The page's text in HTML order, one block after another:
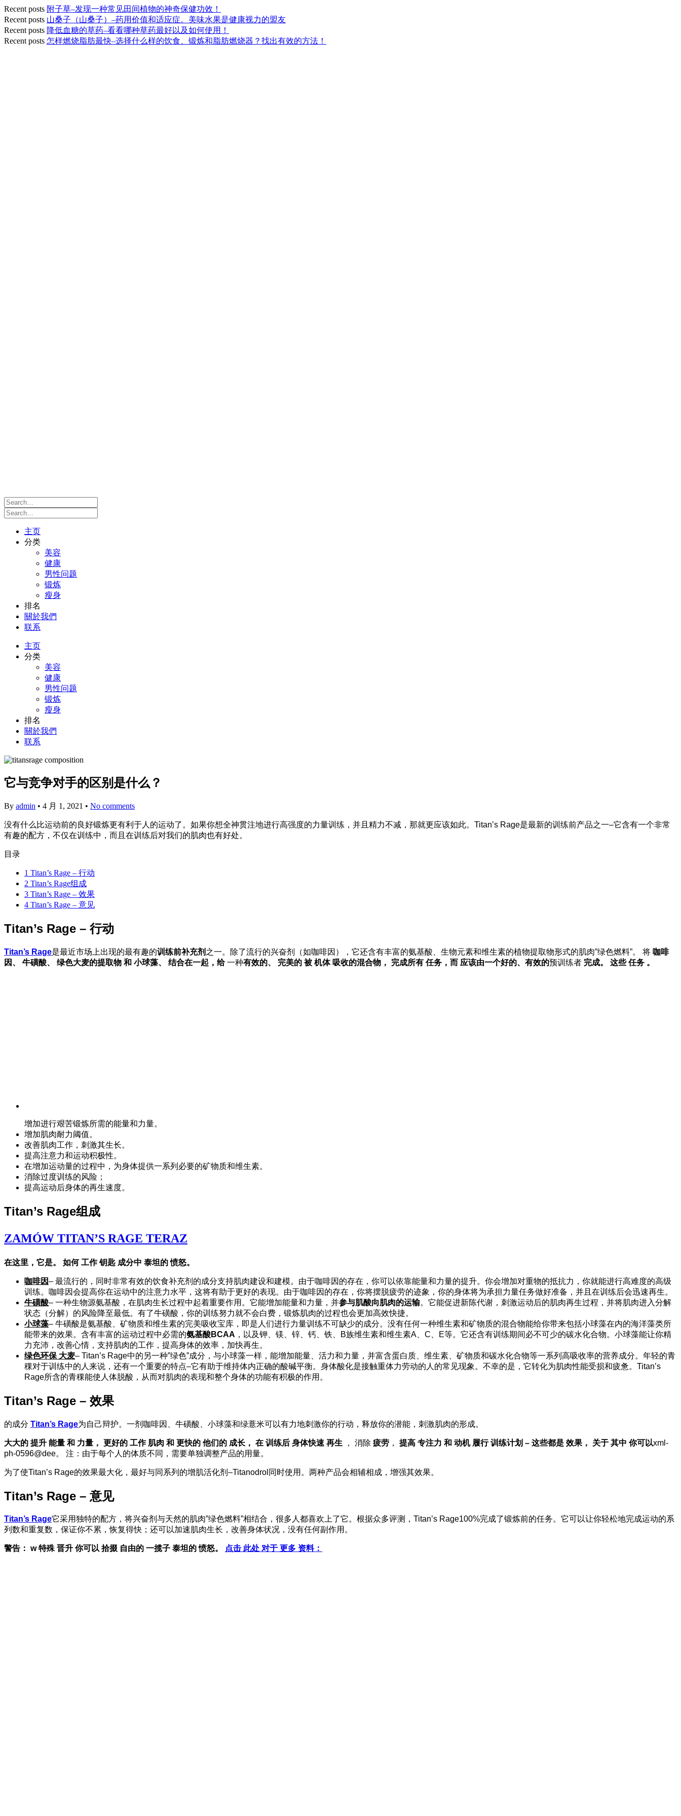
Recent posts 附子草–发现一种常见田间植物的神奇保健功效！
Recent posts 山桑子（山桑子）–药用价值和适应症。美味水果是健康视力的盟友
Recent posts 降低血糖的草药–看看哪种草药最好以及如何使用！
Recent posts 怎样燃烧脂肪最快–选择什么样的饮食、锻炼和脂肪燃烧器？找出有效的方法！
主页
分类
美容
健康
男性问题
锻炼
瘦身
排名
關於我們
联系
主页
分类
美容
健康
男性问题
锻炼
瘦身
排名
關於我們
联系
它与竞争对手的区别是什么？
By admin • 4 月 1, 2021 • No comments
没有什么比运动前的良好锻炼更有利于人的运动了。如果你想全神贯注地进行高强度的力量训练，并且精力不减，那就更应该如此。Titan’s Rage是最新的训练前产品之一–它含有一个非常
有趣的配方，不仅在训练中，而且在训练后对我们的肌肉也有好处。
目录
1 Titan’s Rage – 行动
2 Titan’s Rage组成
3 Titan’s Rage – 效果
4 Titan’s Rage – 意见
Titan’s Rage – 行动
Titan’s Rage是最近市场上出现的最有趣的训练前补充剂 之一。除了流行的兴奋剂（如咖啡因），它还含有丰富的氨基酸、生物元素和维生素的植物提取物形式的肌肉”绿色燃料”。 将 咖啡
因、
牛磺酸、 绿色大麦的提取物 和 小球藻、 结合在一起 ，给 一种有效的、 完美的 被 机体 吸收的混合物 ， 完成所有 任务 ，而 应该由一个好的、有效的预训练者 完成。 这些 任务 。
增加进行艰苦锻炼所需的能量和力量。
增加肌肉耐力阈值。
改善肌肉工作，刺激其生长。
提高注意力和运动积极性。
在增加运动量的过程中，为身体提供一系列必要的矿物质和维生素。
消除过度训练的风险；
提高运动后身体的再生速度。
Titan’s Rage组成
ZAMÓW TITAN’S RAGE TERAZ
在这里，它是。 如何 工作 钥匙 成分中 泰坦的 愤怒。
咖啡因– 最流行的，同时非常有效的饮食补充剂的成分支持肌肉建设和建模。由于咖啡因的存在，你可以依靠能量和力量的提升。你会增加对重物的抵抗力，你就能进行高难度的高级
训练。咖啡因会提高你在运动中的注意力水平，这将有助于更好的表现。由于咖啡因的存在，你将摆脱疲劳的迹象，你的身体将为承担力量任务做好准备，并且在训练后会迅速再生。
牛磺酸– 一种生物源氨基酸，在肌肉生长过程中起着重要作用。它能增加能量和力量，并参与肌酸向肌肉的运输。它能促进新陈代谢，刺激运动后的肌肉再生过程，并将肌肉进入分解
状态（分解）的风险降至最低。有了牛磺酸，你的训练努力就不会白费，锻炼肌肉的过程也会更加高效快捷。
小球藻– 牛磺酸是氨基酸、矿物质和维生素的完美吸收宝库，即是人们进行力量训练不可缺少的成分。没有任何一种维生素和矿物质的混合物能给你带来包括小球藻在内的海洋藻类所
能带来的效果。含有丰富的运动过程中必需的氨基酸BCAA ，以及钾、镁、锌、钙、铁、B族维生素和维生素A、C、E等。它还含有训练期间必不可少的碳水化合物。小球藻能让你精
力充沛，改善心情，支持肌肉的工作，提高身体的效率，加快再生。
绿色环保 大麦– Titan’s Rage中的另一种”绿色”成分，与小球藻一样，能增加能量、活力和力量，并富含蛋白质、维生素、矿物质和碳水化合物等一系列高吸收率的营养成分。年轻的青
稞对于训练中的人来说，还有一个重要的特点–它有助于维持体内正确的酸碱平衡。身体酸化是接触重体力劳动的人的常见现象。不幸的是，它转化为肌肉性能受损和疲惫。Titan’s
Rage所含的青稞能使人体脱酸，从而对肌肉的表现和整个身体的功能有积极的作用。
Titan’s Rage – 效果
的成分 Titan’s Rage为自己辩护。一剂咖啡因、牛磺酸、小球藻和绿薏米可以有力地刺激你的行动，释放你的潜能，刺激肌肉的形成。
大大的 提升 能量 和 力量， 更好的 工作 肌肉 和 更快的 他们的 成长， 在 训练后 身体快速 再生 ， 消除 疲劳 ， 提高 专注力 和 动机 履行 训练计划 – 这些都是 效果， 关于 其中 你可以xml-
ph-0596@dee。
注：由于每个人的体质不同，需要单独调整产品的用量。
为了使Titan’s Rage的效果最大化，最好与同系列的增肌活化剂–Titanodrol同时使用。两种产品会相辅相成，增强其效果。
Titan’s Rage – 意见
Titan’s Rage它采用独特的配方，将兴奋剂与天然的肌肉”绿色燃料”相结合，很多人都喜欢上了它。根据众多评测，Titan’s Rage100%完成了锻炼前的任务。它可以让你轻松地完成运动的系
列数和重复数，保证你不累，恢复得快；还可以加速肌肉生长，改善身体状况，没有任何副作用。
警告： w 特殊 晋升 你可以 拾掇 自由的 一揽子 泰坦的 愤怒。 点击 此处 对于 更多 资料：